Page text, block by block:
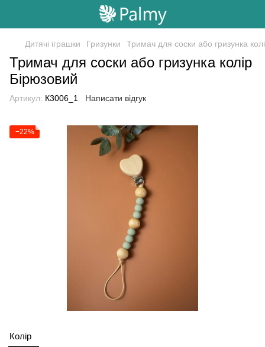
Дитячі іграшки Гризунки Тримач для соски або гризунка
Тримач для соски або гризунка колір
Бірюзовий
Артикул: К3006_1 Написати відгук
−22%
Колір